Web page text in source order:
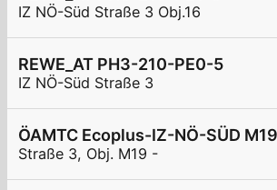
IZ NÖ-Süd Straße 3 Obj.16
REWE_AT PH3-210-PE0-5
IZ NÖ-Süd Straße 3
ÖAMTC Ecoplus-IZ-NÖ-SÜD
Straße 3, Obj. M19 -